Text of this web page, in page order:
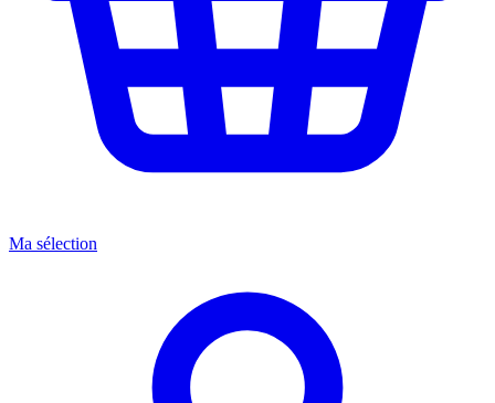
Ma sélection